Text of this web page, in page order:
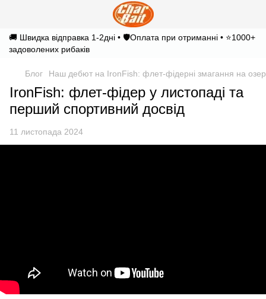
🚚 Швидка відправка 1-2дні • 🛡️Оплата при отриманні • ⭐1000+
задоволених рибаків
Блог Наш дебют на IronFish: флет-фідерні змагання на
IronFish: флет-фідер у листопаді та
перший спортивний досвід
11 листопада 2024